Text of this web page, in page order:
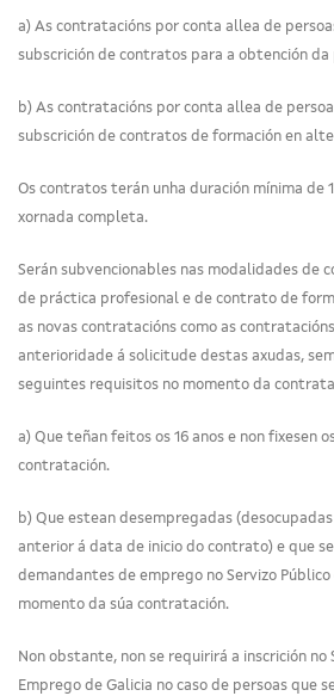
a) As contratacións por conta allea de
subscrición de contratos para a obtención
b) As contratacións por conta allea de
subscrición de contratos de formación en
Os contratos terán unha duración mínima de
xornada completa.
Serán subvencionables nas modalidades de
de práctica profesional e de contrato de
as novas contratacións como as
anterioridade á solicitude destas axudas,
seguintes requisitos no momento da
a) Que teñan feitos os 16 anos e non fixesen
contratación.
b) Que estean desempregadas
anterior á data de inicio do contrato) e que
demandantes de emprego no Servizo
momento da súa contratación.
Non obstante, non se requirirá a inscrición no
Emprego de Galicia no caso de persoas que